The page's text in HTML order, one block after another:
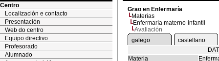
Centro
Localización e contacto
Presentación
Web do centro
Equipo directivo
Profesorado
Alumnado
Grao en Enfermaría
Materias
Enfermaría materno-infantil
Avaliación
galego
castellano
Materia